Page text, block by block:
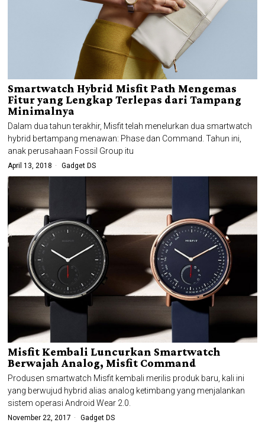
Smartwatch Hybrid Misfit Path Mengemas
Fitur yang Lengkap Terlepas dari Tampang
Minimalnya
Dalam dua tahun terakhir, Misfit telah menelurkan dua smartwatch
hybrid bertampang menawan: Phase dan Command. Tahun ini,
anak perusahaan Fossil Group itu
April 13, 2018 Gadget DS
Misfit Kembali Luncurkan Smartwatch
Berwajah Analog, Misfit Command
Produsen smartwatch Misfit kembali merilis produk baru, kali ini
yang berwujud hybrid alias analog ketimbang yang menjalankan
sistem operasi Android Wear 2.0.
November 22, 2017 Gadget DS